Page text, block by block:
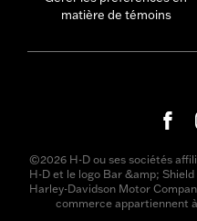
matière de témoins
©2026 H-D ou ses sociétés
H-D et le logo Bar &amp;
Harley-Davidson Motor
commerce appartiennent